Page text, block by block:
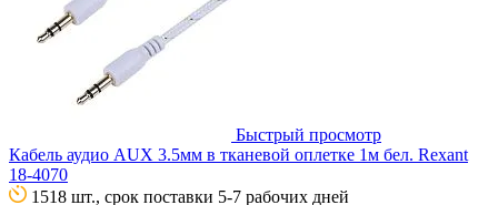
Быстрый просмотр
Кабель аудио AUX 3.5мм в тканевой оплетке 1м бел. Rexant
18-4070
1518 шт., срок поставки 5-7 рабочих дней